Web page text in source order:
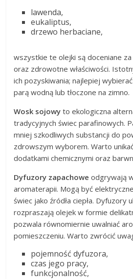
lawenda,
eukaliptus,
drzewo herbaciane,
wszystkie te olejki są doceniane
oraz zdrowotne właściwości.
ich pozyskiwania; najlepiej
parą wodną lub tłoczone na zimno.
Wosk sojowy to ekologiczna
tradycyjnych świec parafinowych.
mniej szkodliwych substancji do
zdrowszym wyborem. Warto
dodatkami chemicznymi oraz
Dyfuzory zapachowe odgrywają
aromaterapii. Mogą być
świec jako źródła ciepła. Dyfuzory
rozpraszają olejek w formie
pozwala równomiernie uwalniać
pomieszczeniu. Warto zwrócić
pojemność dyfuzora,
czas jego pracy,
funkcjonalność,